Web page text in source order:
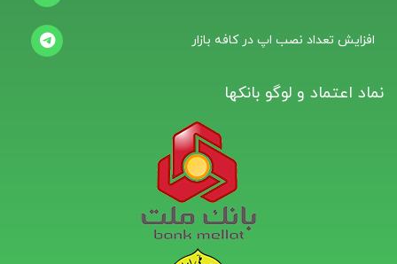
افزایش تعداد نصب اپ در کافه بازار
نماد اعتماد و لوگو بانکها